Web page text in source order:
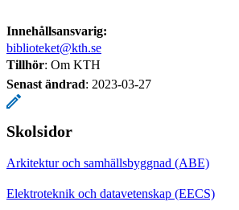
Innehållsansvarig:
biblioteket@kth.se
Tillhör: Om KTH
Senast ändrad: 2023-03-27
Skolsidor
Arkitektur och samhällsbyggnad (ABE)
Elektroteknik och datavetenskap (EECS)